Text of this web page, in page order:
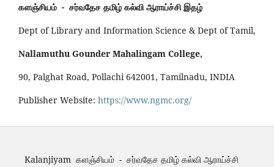
களஞ்சியம் - சர்வதேச தமிழ் கல்வி ஆராய்ச்சி இதழ்
Dept of Library and Information Science & Dept of Tamil,
Nallamuthu Gounder Mahalingam College,
90, Palghat Road, Pollachi 642001, Tamilnadu, INDIA
Publisher Website: https://www.ngmc.org/
Kalanjiyam களஞ்சியம் - சர்வதேச தமிழ் கல்வி ஆராய்ச்சி